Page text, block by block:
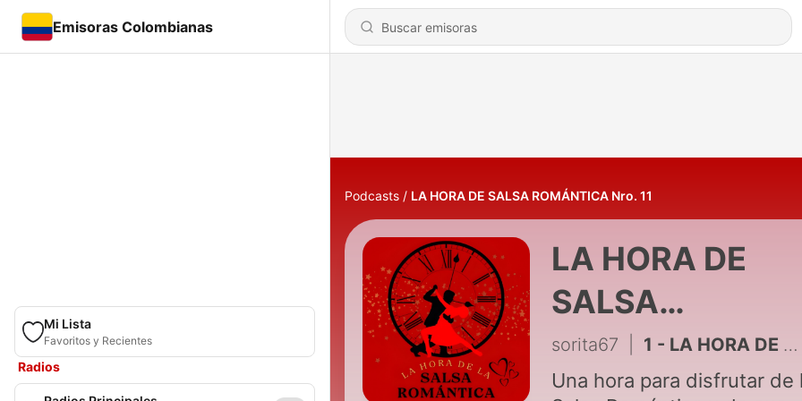
Emisoras Colombianas
Mi Lista
Favoritos y Recientes
Radios
Podcasts LA HORA DE SALSA ROMÁNTICA Nro. 11
LA HORA DE
SALSA
ROMÁNTICA
11
sorita67 1 - LA HORA DE LA SALSA ROMÁNTICA NRO. 11
Una hora para disfrutar de